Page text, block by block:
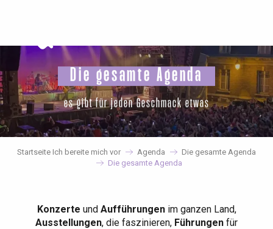
principal
Die gesamte Agenda
es gibt für jeden Geschmack etwas
Startseite Ich bereite mich vor Agenda
Die gesamte Agenda
Die gesamte Agenda
Konzerte und Aufführungenim ganzen Land,
Ausstellungen, die faszinieren, Führungen für